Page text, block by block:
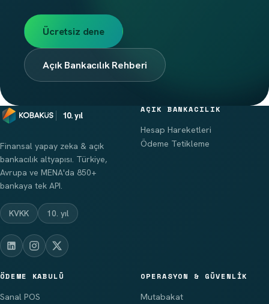
Ücretsiz dene
Açık Bankacılık Rehberi
10. yıl
Finansal yapay zeka & açık
bankacılık altyapısı. Türkiye,
Avrupa ve MENA'da 850+
bankaya tek API.
KVKK 10. yıl
AÇIK BANKACILIK
Hesap Hareketleri
Ödeme Tetikleme
ÖDEME KABULÜ
Sanal POS
OPERASYON & GÜVENLIK
Mutabakat